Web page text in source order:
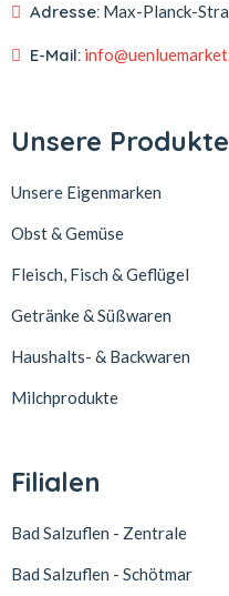
Adresse: Max-Planck-
E-Mail:
Unsere Produkte
Unsere Eigenmarken
Obst & Gemüse
Fleisch, Fisch & Geflügel
Getränke & Süßwaren
Haushalts- & Backwaren
Milchprodukte
Filialen
Bad Salzuflen - Zentrale
Bad Salzuflen - Schötmar